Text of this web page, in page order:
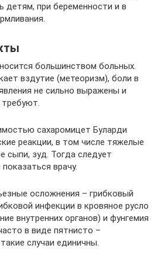
детям, при беременности и в
большинством больных.
вздутие (метеоризм), боли в
не сильно выражены и
сахаромицет Буларди
реакции, в том числе тяжелые
сыпи, зуд. Тогда следует
врачу.
осложнения – грибковый
инфекции в кровяное русло
внутренних органов) и фунгемия
в виде пятнисто –
случаи единичны.